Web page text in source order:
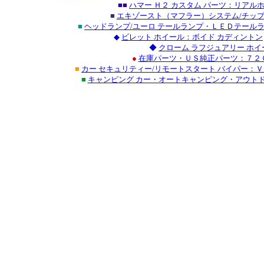
■■ ハマー Ｈ２ カスタム パーツ：リアル
■ エキゾースト（マフラー）システム/チッ
■ ヘッドランプ/ユーロ テールランプ・ＬＥＤテール
◆ ビレット ホイール：ボイド カディントン
◆ クローム ラフジュアリー ホ
● 在庫パーツ・ＵＳ純正パーツ：７
■ カー セキュリティー/リモートスタート バイパー：
■ キャンピング カー・オートキャンピング・アウト